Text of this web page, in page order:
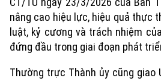
nâng cao hiệu lực, hiệu quả thực
luật, kỷ cương và trách nhiệm
đứng đầu trong giai đoạn phát
Thường trực Thành ủy cũng giao